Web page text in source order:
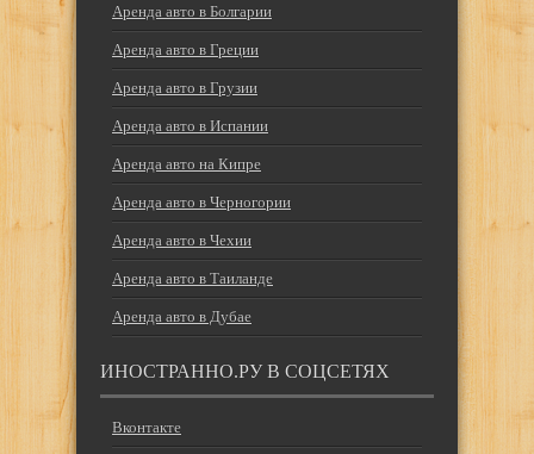
Аренда авто в Болгарии
Аренда авто в Греции
Аренда авто в Грузии
Аренда авто в Испании
Аренда авто на Кипре
Аренда авто в Черногории
Аренда авто в Чехии
Аренда авто в Таиланде
Аренда авто в Дубае
ИНОСТРАННО.РУ В СОЦСЕТЯХ
Вконтакте